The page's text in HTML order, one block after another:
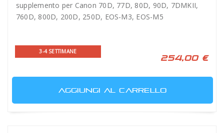
supplemento per Canon 70D, 77D, 80D, 90D, 7DMKII,
760D, 800D, 200D, 250D, EOS-M3, EOS-M5
3-4 SETTIMANE
254,00 €
AGGIUNGI AL CARRELLO